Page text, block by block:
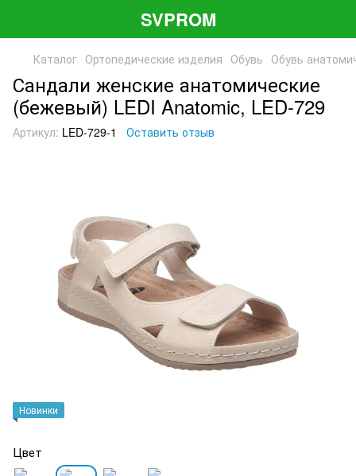
SVPROM
Каталог Ортопедические изделия Обувь Обувь
Сандали женские анатомические
(бежевый) LEDI Anatomic, LED-729
Артикул: LED-729-1 Оставить отзыв
Новинки
Цвет